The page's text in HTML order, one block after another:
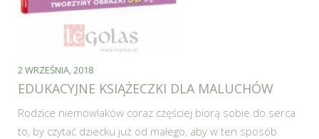
2 WRZEŚNIA, 2018
EDUKACYJNE KSIĄŻECZKI DLA MALUCHÓW
Rodzice niemowlaków coraz częściej biorą sobie do serca
to, by czytać dziecku już od małego, aby w ten sposób